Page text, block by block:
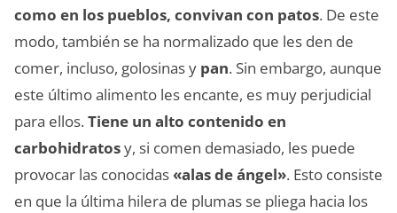
como en los pueblos, convivan con patos. De este
modo, también se ha normalizado que les den de
comer, incluso, golosinas y pan. Sin embargo, aunque
este último alimento les encante, es muy perjudicial
para ellos.Tiene un alto contenido en
carbohidratosy, si comen demasiado, les puede
provocar las conocidas «alas de ángel». Esto consiste
en que la última hilera de plumas se pliega hacia los